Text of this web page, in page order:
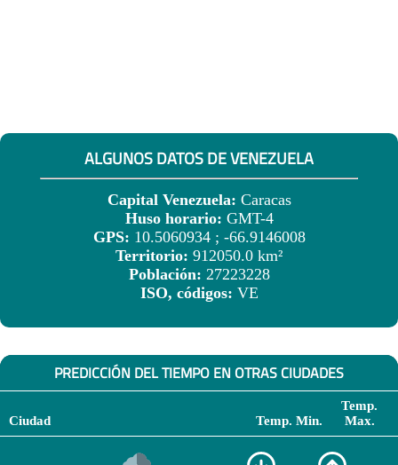
ALGUNOS DATOS DE VENEZUELA
Capital Venezuela: Caracas
Huso horario: GMT-4
GPS: 10.5060934 ; -66.9146008
Territorio: 912050.0 km²
Población: 27223228
ISO, códigos: VE
PREDICCIÓN DEL TIEMPO EN OTRAS CIUDADES
Ciudad Temp. Min.
Temp.
Max.